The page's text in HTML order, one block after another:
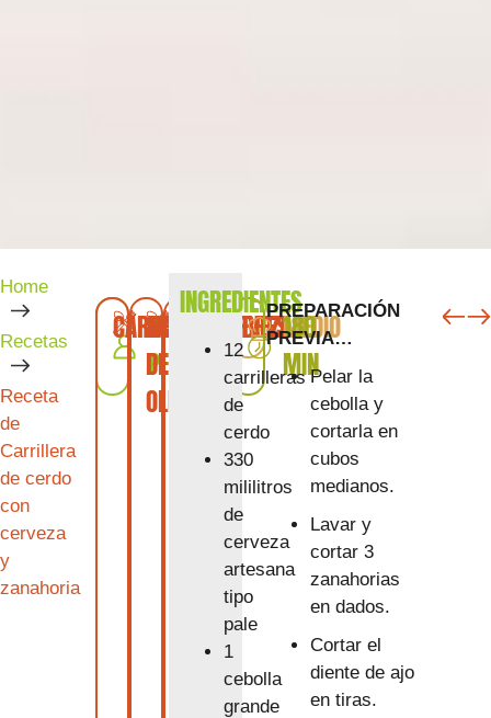
Home
Recetas
Receta
de
Carrillera
de cerdo
con
cerveza
y
zanahoria
4
PERSONAS
CARNE
ACEITE
DE
OLIVA
LEGUMBRES
CERVEZAMEDIO
180
MIN
INGREDIENTES
12
carrilleras
de
cerdo
330
mililitros
de
cerveza
artesana
tipo
pale
1
cebolla
grande
PREPARACIÓN
PREVIA…
Pelar la
cebolla y
cortarla en
cubos
medianos.
Lavar y
cortar 3
zanahorias
en dados.
Cortar el
diente de ajo
en tiras.